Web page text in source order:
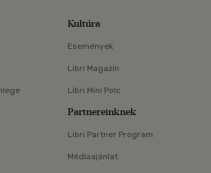
Kultúra
Események
Libri Magazin
Libri Mini Polc
Partnereinknek
Libri Partner Program
Médiaajánlat